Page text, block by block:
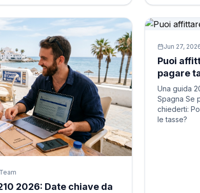
2026: Date chiave da
Jun 27,
Puoi
pagare
Una guida
Spagna Se
chiederti:
le tasse?